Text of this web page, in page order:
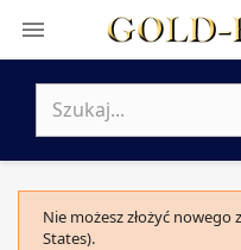

Nie możesz złożyć
States).